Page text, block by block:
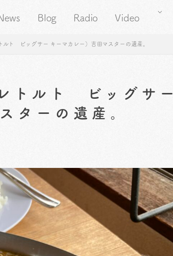
Blog Radio Video
ルト ビッグサー キーマカレー）吉田マスターの遺産。
トルト ビッグサー
ターの遺産。